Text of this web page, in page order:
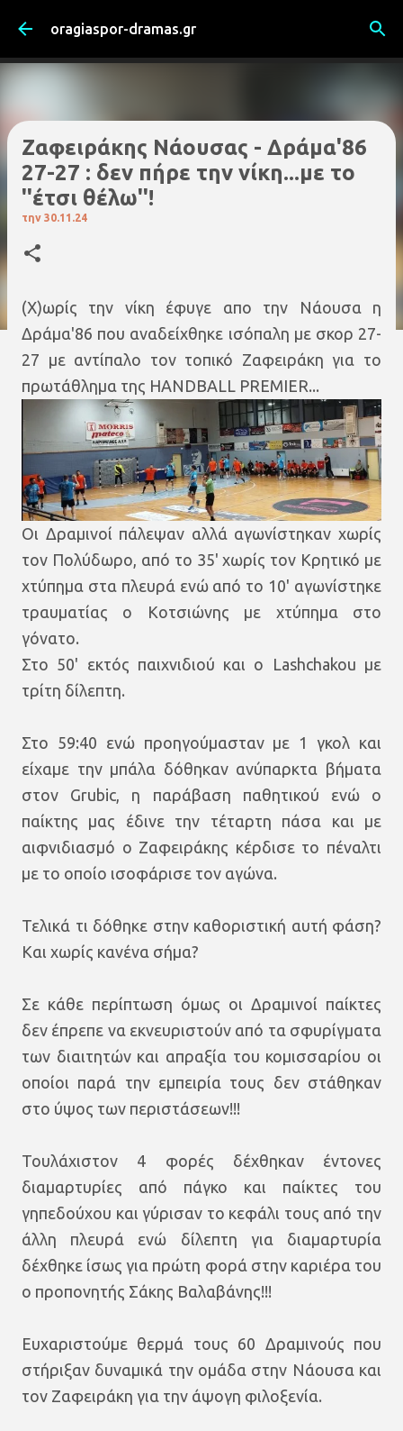
Μετάβαση στο κύριο περιεχόμενο
oragiaspor-dramas.gr
Ζαφειράκης Νάουσας - Δράμα'86
27-27 : δεν πήρε την νίκη...με το
''έτσι θέλω''!
την 30.11.24
(Χ)ωρίς την νίκη έφυγε απο την Νάουσα η
Δράμα'86 που αναδείχθηκε ισόπαλη με σκορ 27-
27 με αντίπαλο τον τοπικό Ζαφειράκη για το
πρωτάθλημα της HANDBALL PREMIER...
Οι Δραμινοί πάλεψαν αλλά αγωνίστηκαν χωρίς
τον Πολύδωρο, από το 35' χωρίς τον Κρητικό με
χτύπημα στα πλευρά ενώ από το 10' αγωνίστηκε
τραυματίας ο Κοτσιώνης με χτύπημα στο
γόνατο.
Στο 50' εκτός παιχνιδιού και ο Lashchakou με
τρίτη δίλεπτη.
Στο 59:40 ενώ προηγούμασταν με 1 γκολ και
είχαμε την μπάλα δόθηκαν ανύπαρκτα βήματα
στον Grubic, η παράβαση παθητικού ενώ ο
παίκτης μας έδινε την τέταρτη πάσα και με
αιφνιδιασμό ο Ζαφειράκης κέρδισε το πέναλτι
με το οποίο ισοφάρισε τον αγώνα.
Τελικά τι δόθηκε στην καθοριστική αυτή φάση?
Και χωρίς κανένα σήμα?
Σε κάθε περίπτωση όμως οι Δραμινοί παίκτες
δεν έπρεπε να εκνευριστούν από τα σφυρίγματα
των διαιτητών και απραξία του κομισσαρίου οι
οποίοι παρά την εμπειρία τους δεν στάθηκαν
στο ύψος των περιστάσεων!!!
Τουλάχιστον 4 φορές δέχθηκαν έντονες
διαμαρτυρίες από πάγκο και παίκτες του
γηπεδούχου και γύρισαν το κεφάλι τους από την
άλλη πλευρά ενώ δίλεπτη για διαμαρτυρία
δέχθηκε ίσως για πρώτη φορά στην καριέρα του
ο προπονητής Σάκης Βαλαβάνης!!!
Ευχαριστούμε θερμά τους 60 Δραμινούς που
στήριξαν δυναμικά την ομάδα στην Νάουσα και
τον Ζαφειράκη για την άψογη φιλοξενία.